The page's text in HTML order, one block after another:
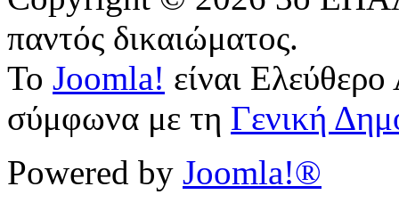
παντός δικαιώματος.
Το Joomla! είναι Ελεύθερο
σύμφωνα με τη Γενική
Powered by Joomla!®